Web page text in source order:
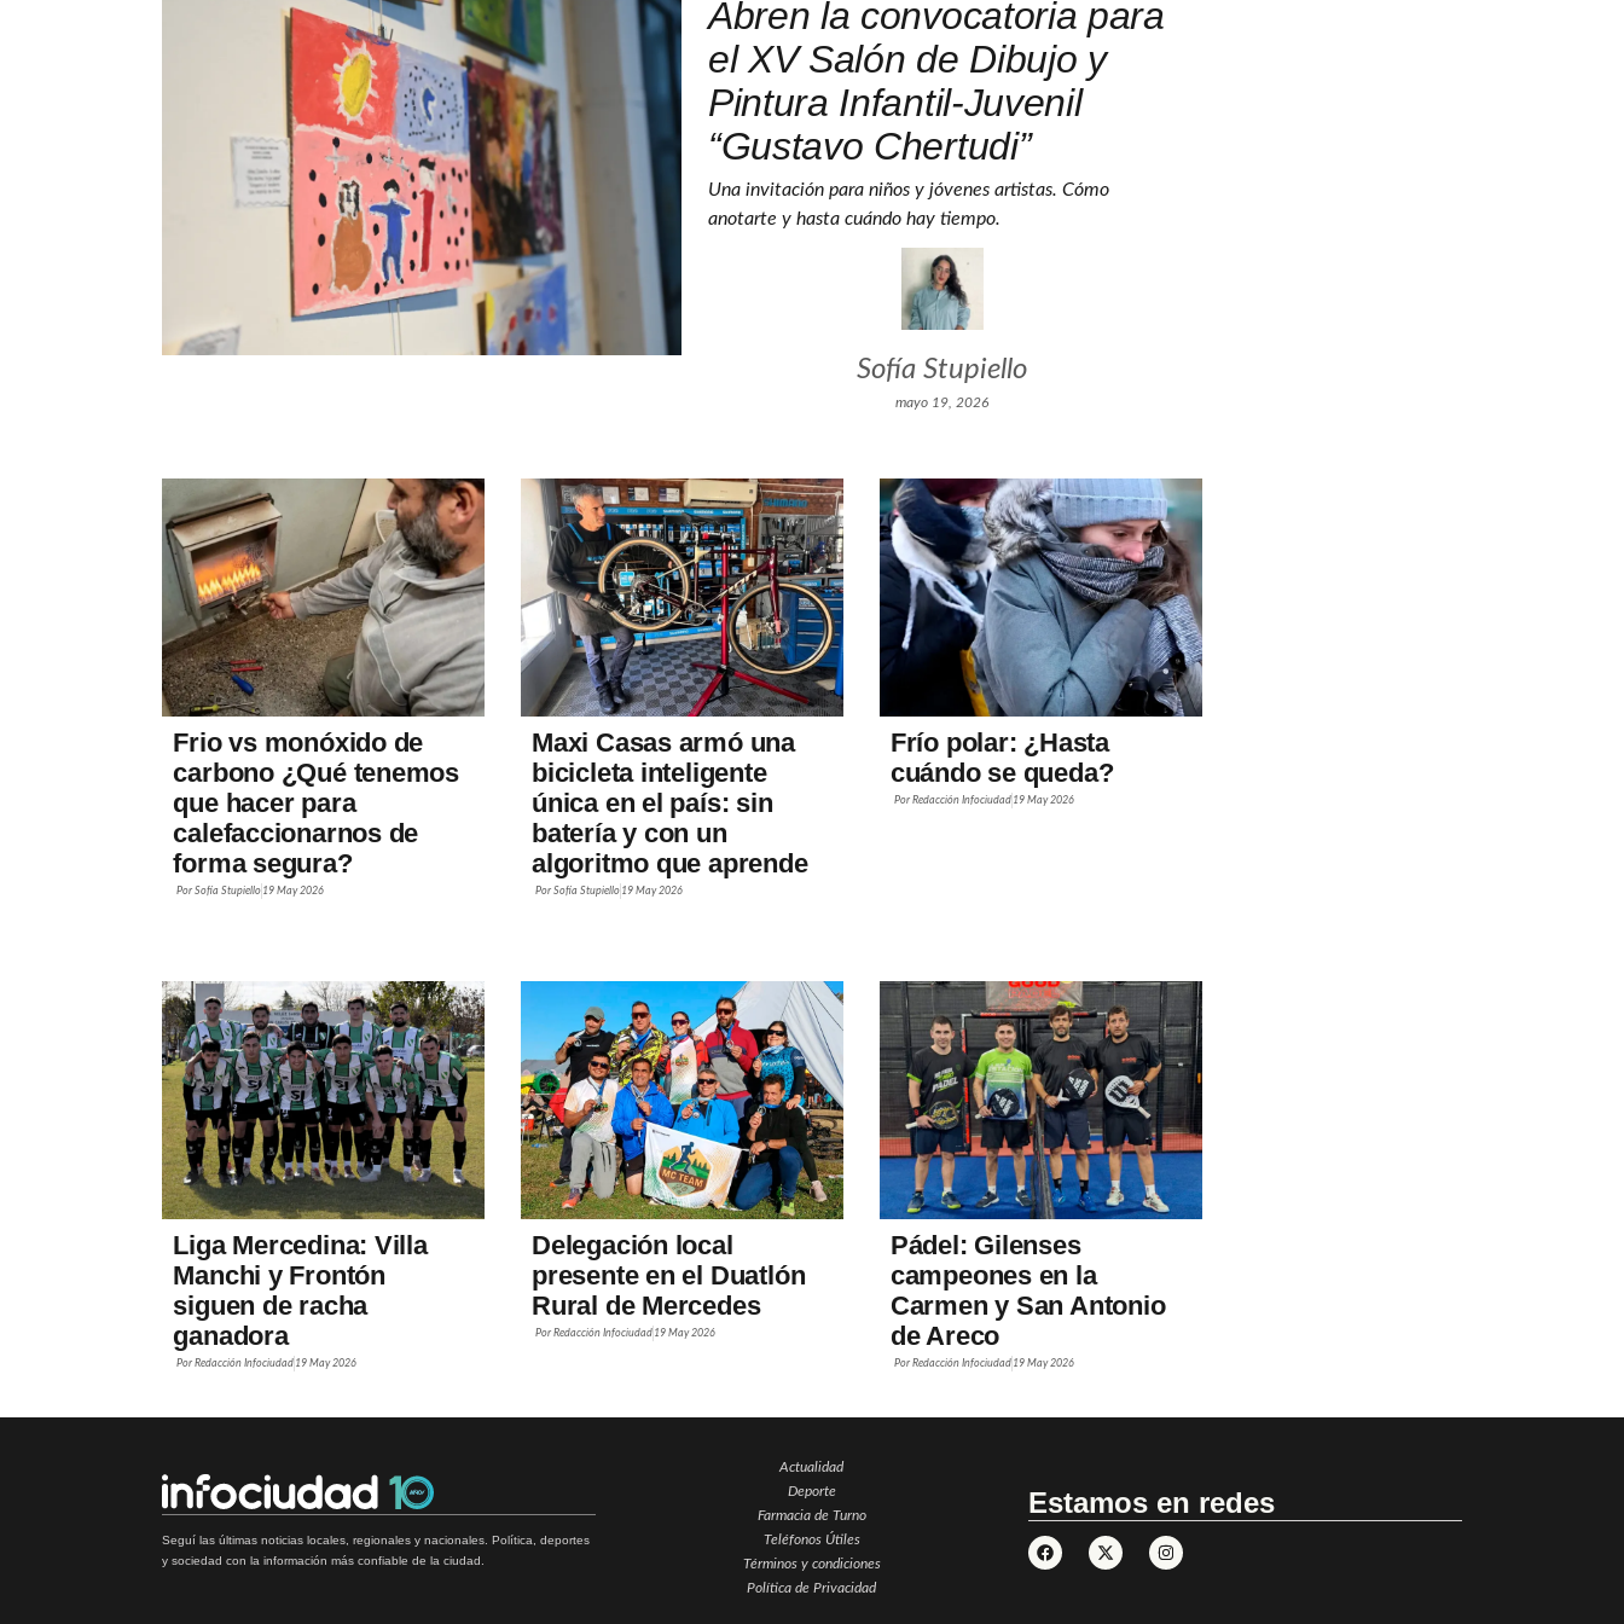
Abren la convocatoria para
el XV Salón de Dibujo y
Pintura Infantil-Juvenil
“Gustavo Chertudi”
Una invitación para niños y jóvenes artistas. Cómo
anotarte y hasta cuándo hay tiempo.
Sofía Stupiello
mayo 19, 2026
Frio vs monóxido de
carbono ¿Qué tenemos
que hacer para
calefaccionarnos de
forma segura?
PorSofía Stupiello 19 May 2026
Maxi Casas armó una
bicicleta inteligente
única en el país: sin
batería y con un
algoritmo que aprende
PorSofía Stupiello 19 May 2026
Frío polar: ¿Hasta
cuándo se queda?
Por Redacción Infociudad 19 May 2026
Liga Mercedina: Villa
Manchi y Frontón
siguen de racha
ganadora
PorRedacción Infociudad 19 May 2026
Delegación local
presente en el Duatlón
Rural de Mercedes
PorRedacción Infociudad 19 May 2026
Pádel: Gilenses
campeones en la
Carmen y San Antonio
de Areco
Por Redacción Infociudad 19 May 2026
Seguí las últimas noticias locales, regionales y nacionales. Política, deportes
y sociedad con la información más confiable de la ciudad.
Actualidad
Deporte
Farmacia de Turno
Teléfonos Útiles
Términos y condiciones
Política de Privacidad
Estamos en redes